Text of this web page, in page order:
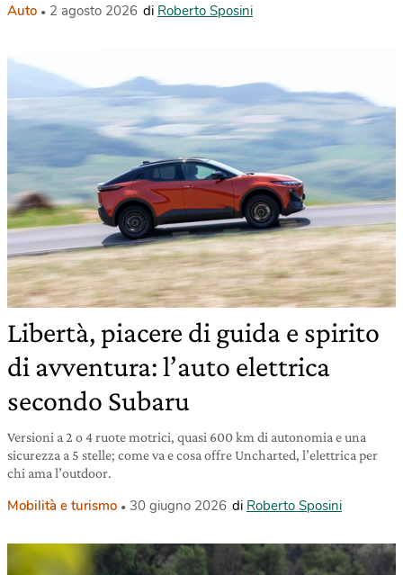
Auto 2 agosto 2026 di Roberto Sposini
Libertà, piacere di guida e spirito
di avventura: l’auto elettrica
secondo Subaru
Versioni a 2 o 4 ruote motrici, quasi 600 km di autonomia e una
sicurezza a 5 stelle; come va e cosa offre Uncharted, l’elettrica per
chi ama l’outdoor.
Mobilità e turismo 30 giugno 2026 di Roberto Sposini